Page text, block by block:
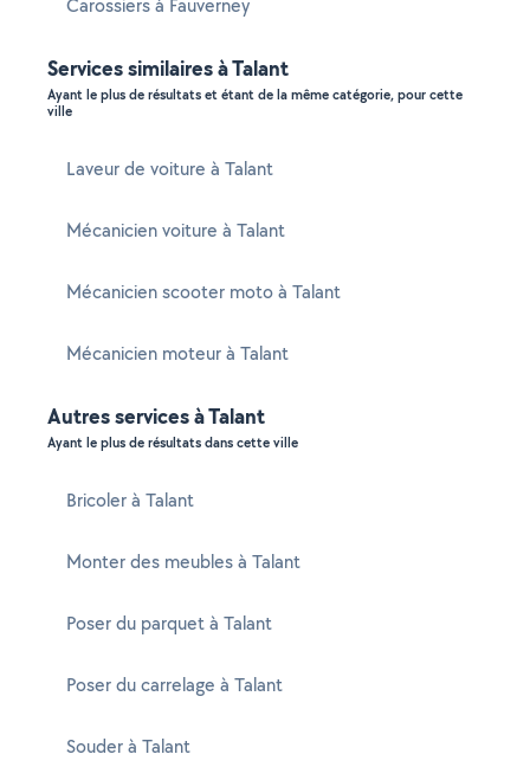
Carossiers à Fauverney
Services similaires à Talant
Ayant le plus de résultats et étant de la même catégorie, pour cette
ville
Laveur de voiture à Talant
Mécanicien voiture à Talant
Mécanicien scooter moto à Talant
Mécanicien moteur à Talant
Autres services à Talant
Ayant le plus de résultats dans cette ville
Bricoler à Talant
Monter des meubles à Talant
Poser du parquet à Talant
Poser du carrelage à Talant
Souder à Talant